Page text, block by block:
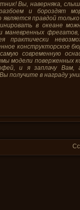
Вы, наверняка,
и бороздят
является правдой
в океане
маневренных
практически
конструкторское
современную
модели поверженных
и я заплачу Вам,
получите в награду